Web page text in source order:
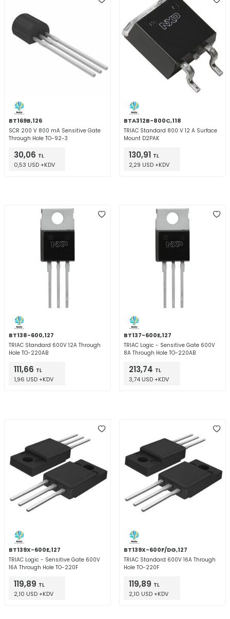
BT169B,126
SCR 200 V 800 mA Sensitive Gate
Through Hole TO-92-3
30,06 TL
0,53 USD +KDV
BTA312B-800C,118
TRIAC Standard 800 V 12 A Surface
Mount D2PAK
130,91 TL
2,29 USD +KDV
BT138-600,127
TRIAC Standard 600V 12A Through
Hole TO-220AB
111,66 TL
1,96 USD +KDV
BT137-600E,127
TRIAC Logic - Sensitive Gate 600V
8A Through Hole TO-220AB
213,74 TL
3,74 USD +KDV
BT139X-600E,127
TRIAC Logic - Sensitive Gate 600V
16A Through Hole TO-220F
119,89 TL
2,10 USD +KDV
BT139X-600F/DG,127
TRIAC Standard 600V 16A Through
Hole TO-220F
119,89 TL
2,10 USD +KDV